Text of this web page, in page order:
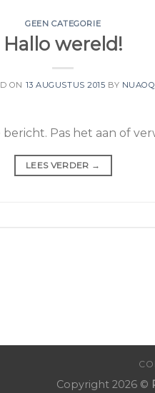
GEEN CATEGORIE
Hallo wereld!
ON 13 AUGUSTUS 2015 BY NUAOQ
bericht. Pas het aan of
LEES VERDER →
Copyright 2026 ©